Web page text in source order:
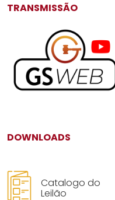
TRANSMISSÃO
DOWNLOADS
Catalogo do
Leilão